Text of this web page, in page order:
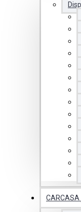
CARCASA